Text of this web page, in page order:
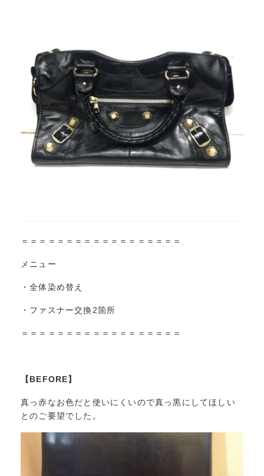
＝＝＝＝＝＝＝＝＝＝＝＝＝＝＝＝＝＝
メニュー
・全体染め替え
・ファスナー交換2箇所
＝＝＝＝＝＝＝＝＝＝＝＝＝＝＝＝＝＝
【BEFORE】
真っ赤なお色だと使いにくいので真っ黒にしてほしい
とのご要望でした。